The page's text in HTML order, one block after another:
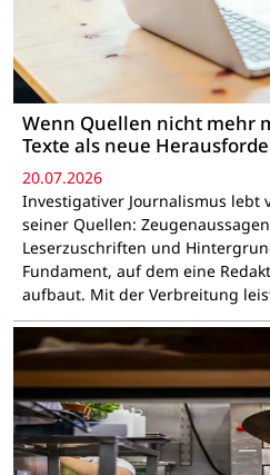
Wenn Quellen nicht mehr
Texte als neue
20.07.2026
Investigativer Journalismus lebt
seiner Quellen:
Leserzuschriften und
Fundament, auf dem eine
aufbaut. Mit der Verbreitung